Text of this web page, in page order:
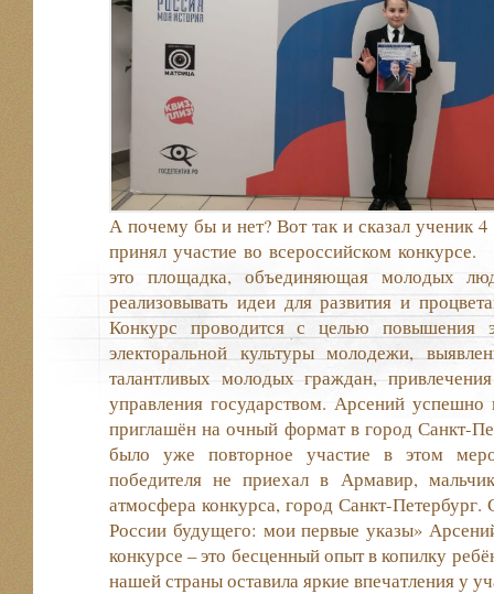
А почему бы и нет? Вот так и сказал ученик
принял участие во всероссийском
это площадка, объединяющая молодых
реализовывать идеи для развития и
Конкурс проводится с целью повышения
электоральной культуры молодежи,
талантливых молодых граждан,
управления государством. Арсений
приглашён на очный формат в город Санкт-
было уже повторное участие в этом
победителя не приехал в Армавир,
атмосфера конкурса, город Санкт-
России будущего: мои первые указы»
конкурсе – это бесценный опыт в копилку
нашей страны оставила яркие впечатления у